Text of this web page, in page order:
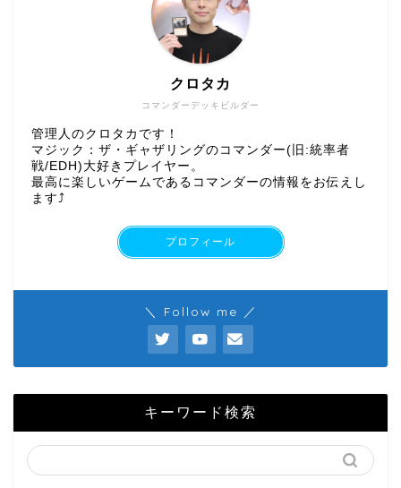
コマンダーデッキビルダー
クロタカ
管理人のクロタカです！
マジック：ザ・ギャザリングのコマンダー(旧:統率者
戦/EDH)大好きプレイヤー。
最高に楽しいゲームであるコマンダーの情報をお伝えし
ます⤴︎
プロフィール
＼ Follow me ／
キーワード検索